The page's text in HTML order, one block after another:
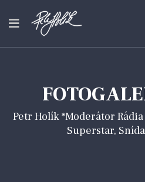
Petr Holík *Moderátor
Superstar,